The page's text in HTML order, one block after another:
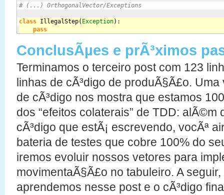
# (...) OrthogonalVector/Exceptions
class IllegalStep( Exception) :
pass
ConclusÃµes e prÃ³ximos
Terminamos o terceiro post com 123
linhas de cÃ³digo de produÃ§Ã£o.
de cÃ³digo nos mostra que estamos
dos “efeitos colaterais” de TDD: alÃ©m
cÃ³digo que estÃ¡ escrevendo, vocÃª
bateria de testes que cobre 100% do
iremos evoluir nossos vetores para
movimentaÃ§Ã£o no tabuleiro. A
aprendemos nesse post e o cÃ³digo